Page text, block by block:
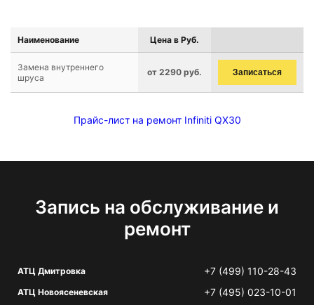
Наименование Цена в Руб.
Замена внутреннего
шруса
от 2290 руб. Записаться
Прайс-лист на ремонт Infiniti QX30
Запись на обслуживание и
ремонт
АТЦ Дмитровка +7 (499) 110-28-43
АТЦ Новоясеневская +7 (495) 023-10-01